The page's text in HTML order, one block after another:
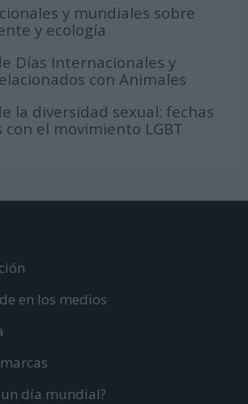
y mundiales sobre
y ecología
Días Internacionales y
con Animales
la diversidad sexual: fechas
con el movimiento LGBT
en los medios
día mundial?